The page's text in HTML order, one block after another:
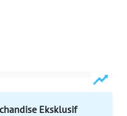
Eksklusif